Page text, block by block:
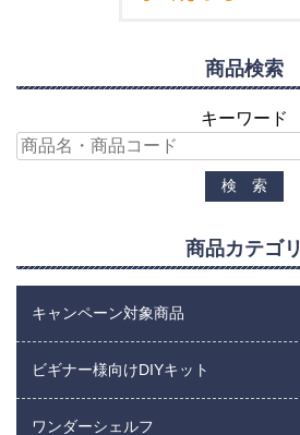
商品検索
キーワード
商品カテゴリ
キャンペーン対象商品
ビギナー様向けDIYキット
ワンダーシェルフ